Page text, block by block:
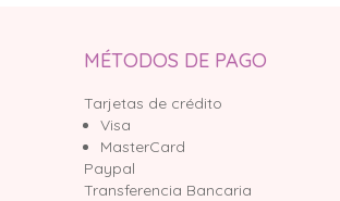
MÉTODOS DE PAGO
Tarjetas de crédito
Visa
MasterCard
Paypal
Transferencia Bancaria